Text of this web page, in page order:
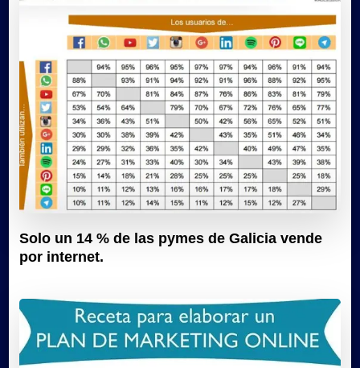
Solo un 14 % de las pymes de Galicia vende
por internet.